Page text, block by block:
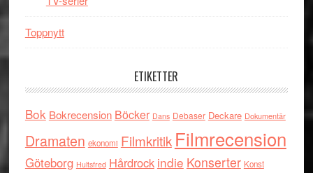
Toppnytt
ETIKETTER
Bok Bokrecension Böcker Dans Debaser Deckare Dokumentär
Dramaten ekonomi Filmkritik Filmrecension
Göteborg Hultsfred Hårdrock indie Konserter Konst